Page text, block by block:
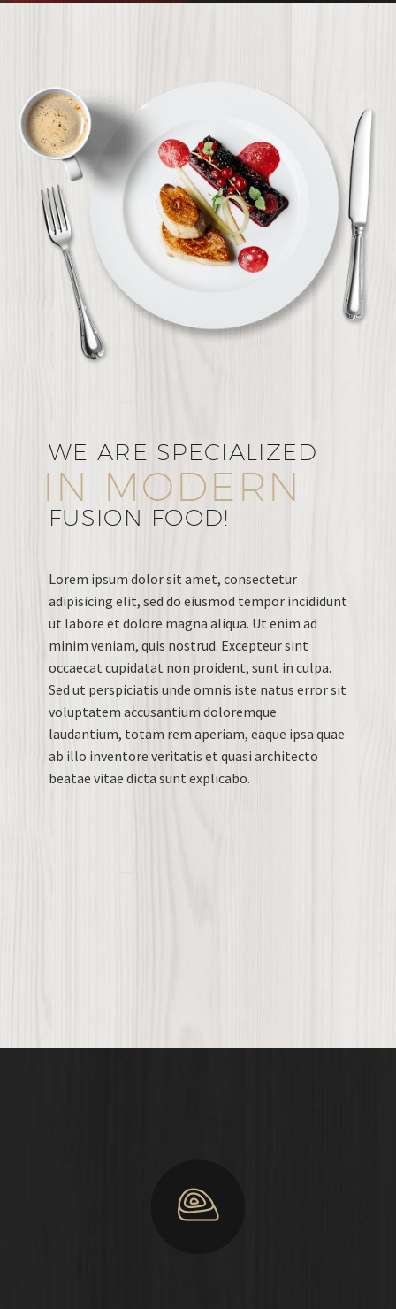
WE ARE SPECIALIZED
IN MODERN
FUSION FOOD!
Lorem ipsum dolor sit amet, consectetur
adipisicing elit, sed do eiusmod tempor incididunt
ut labore et dolore magna aliqua. Ut enim ad
minim veniam, quis nostrud. Excepteur sint
occaecat cupidatat non proident, sunt in culpa.
Sed ut perspiciatis unde omnis iste natus error sit
voluptatem accusantium doloremque
laudantium, totam rem aperiam, eaque ipsa quae
ab illo inventore veritatis et quasi architecto
beatae vitae dicta sunt explicabo.